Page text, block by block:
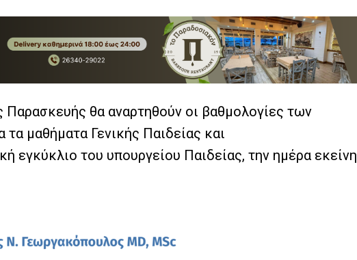
θα αναρτηθούν οι βαθμολογίες των
μαθήματα Γενικής Παιδείας και
εγκύκλιο του υπουργείου Παιδείας, την ημέρα εκείνη